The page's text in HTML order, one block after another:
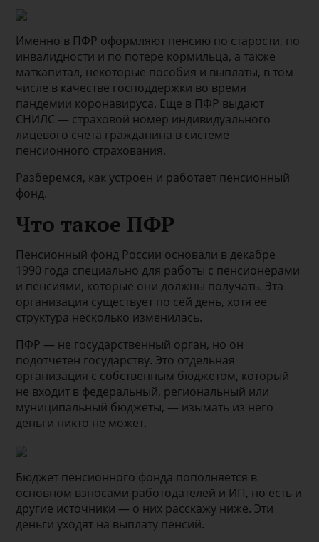
Именно в ПФР оформляют пенсию по старости, по
инвалидности и по потере кормильца, а также
маткапитал, некоторые пособия и выплаты, в том
числе в качестве господдержки во время
пандемии коронавируса. Еще в ПФР выдают
СНИЛС — страховой номер индивидуального
лицевого счета гражданина в системе
пенсионного страхования.
Разберемся, как устроен и работает пенсионный
фонд.
Что такое ПФР
Пенсионный фонд России основали в декабре
1990 года специально для работы с пенсионерами
и пенсиями, которые они должны получать. Эта
организация существует по сей день, хотя ее
структура несколько изменилась.
ПФР — не государственный орган, но он
подотчетен государству. Это отдельная
организация с собственным бюджетом, который
не входит в федеральный, региональный или
муниципальный бюджеты, — изымать из него
деньги никто не может.
Бюджет пенсионного фонда пополняется в
основном взносами работодателей и ИП, но есть и
другие источники — о них расскажу ниже. Эти
деньги уходят на выплату пенсий.